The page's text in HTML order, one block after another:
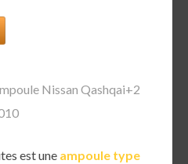
Nissan Qashqai+2
est une ampoule type